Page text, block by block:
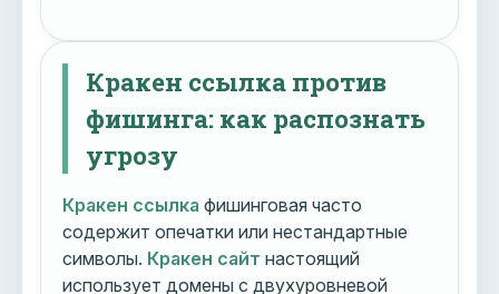
Кракен ссылка против
фишинга: как распознать
угрозу
Кракен ссылка фишинговая часто
содержит опечатки или нестандартные
символы. Кракен сайт настоящий
использует домены с двухуровневой